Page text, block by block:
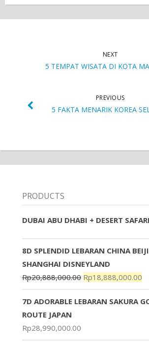
NEXT
5 TEMPAT WISATA DI KOTA
PREVIOUS
5 FAKTA MENARIK KOREA
PRODUCTS
DUBAI ABU DHABI + DESERT
8D SPLENDID LEBARAN CHINA
SHANGHAI DISNEYLAND
Rp20,888,000.00 Rp18,888,000.00
7D ADORABLE LEBARAN SAKURA
ROUTE JAPAN
Rp28,990,000.00